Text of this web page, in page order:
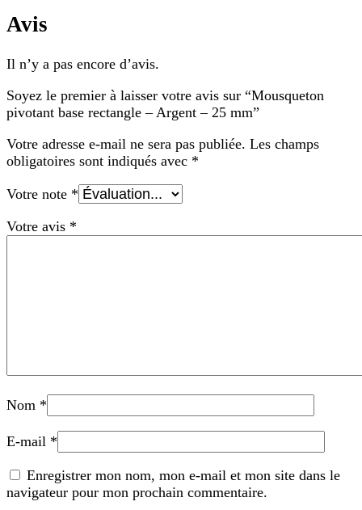
Avis
Il n’y a pas encore d’avis.
Soyez le premier à laisser votre avis sur “Mousqueton
pivotant base rectangle – Argent – 25 mm”
Votre adresse e-mail ne sera pas publiée. Les champs
obligatoires sont indiqués avec *
Votre note *
Votre avis *
Nom *
E-mail *
Enregistrer mon nom, mon e-mail et mon site dans le
navigateur pour mon prochain commentaire.